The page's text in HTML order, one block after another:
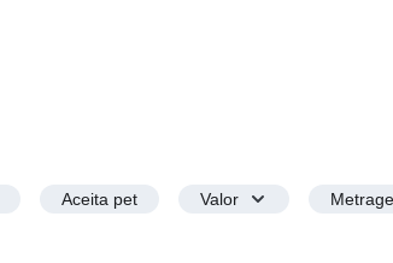
Aceita pet Valor